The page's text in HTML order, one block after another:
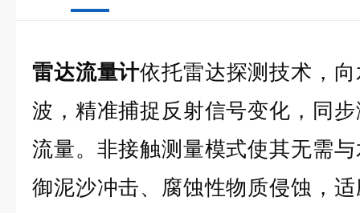
雷达流量计依托雷达探测技术，
波，精准捕捉反射信号变化，同
流量。非接触测量模式使其无需
御泥沙冲击、腐蚀性物质侵蚀，